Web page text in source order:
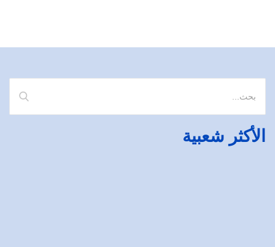
الأكثر شعبية